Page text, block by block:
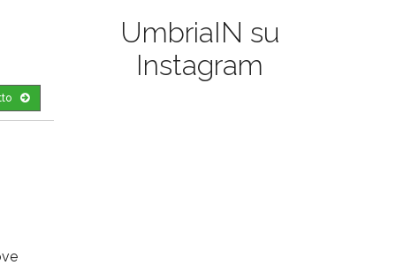
UmbriaIN su
Instagram